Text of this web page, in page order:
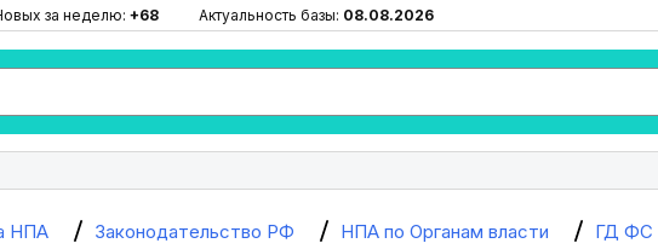
за неделю: +68 Актуальность базы: 08.08.2026
НПА Законодательство РФ НПА по Органам власти ГД ФС